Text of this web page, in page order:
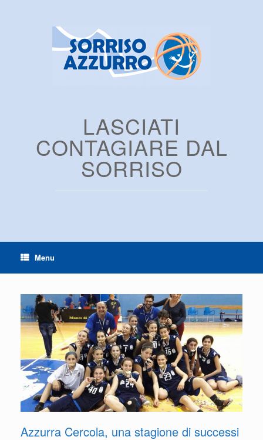
LASCIATI
CONTAGIARE DAL
SORRISO
Menu
Azzurra Cercola, una stagione di successi